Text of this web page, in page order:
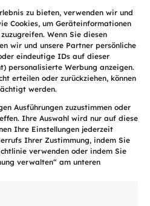
zu bieten, verwenden wir und
Cookies, um Geräteinformationen
Wenn Sie diesen
wir und unsere Partner persönliche
eindeutige IDs auf dieser
personalisierte Werbung anzeigen.
erteilen oder zurückziehen, können
werden.
Ausführungen zuzustimmen oder
Ihre Auswahl wird nur auf diese
Ihre Einstellungen jederzeit
Ihrer Zustimmung, indem Sie
verwenden oder indem Sie
verwalten“ am unteren
Genf.